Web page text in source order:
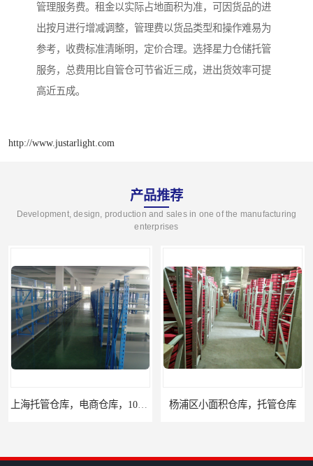
管理服务费。租金以实际占地面积为准，可因货品的进
出按月进行增减调整，管理费以货品类型和操作难易为
参考，收费标准清晰明，定价合理。选择星力仓储托管
服务，总费用比自管仓可节省近三成，进出货效率可提
高近五成。
http://www.justarlight.com
产品推荐
Development, design, production and sales in one of the manufacturing
enterprises
杨浦区小面积仓库，托管仓库